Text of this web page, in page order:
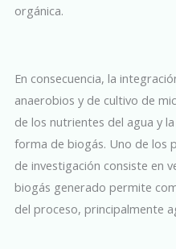
orgánica.
En consecuencia, la
anaerobios y de cultivo de
de los nutrientes del agua y
forma de biogás. Uno de los
de investigación consiste en
biogás generado permite
del proceso, principalmente